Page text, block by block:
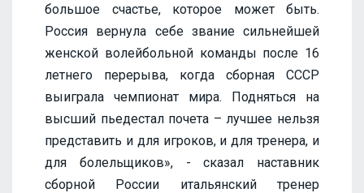
большое счастье, которое может быть.
Россия вернула себе звание сильнейшей
женской волейбольной команды после 16
летнего перерыва, когда сборная СССР
выиграла чемпионат мира. Подняться на
высший пьедестал почета – лучшее нельзя
представить и для игроков, и для тренера, и
для болельщиков», - сказал наставник
сборной России итальянский тренер